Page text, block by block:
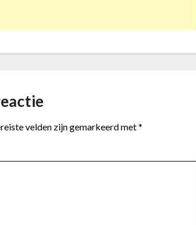
velden zijn gemarkeerd met*